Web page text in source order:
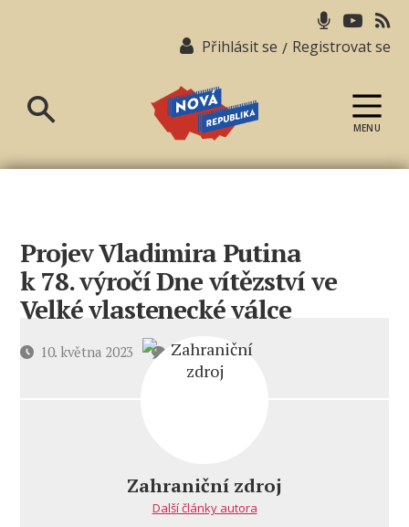
Přihlásit se / Registrovat se
republika
MENU
Projev Vladimira Putina
k 78. výročí Dne vítězství ve
Velké vlastenecké válce
Datum10. května 2023 4 komentářeu
k 78. výročí
Dne
Zahraniční zdroj
Další články autora